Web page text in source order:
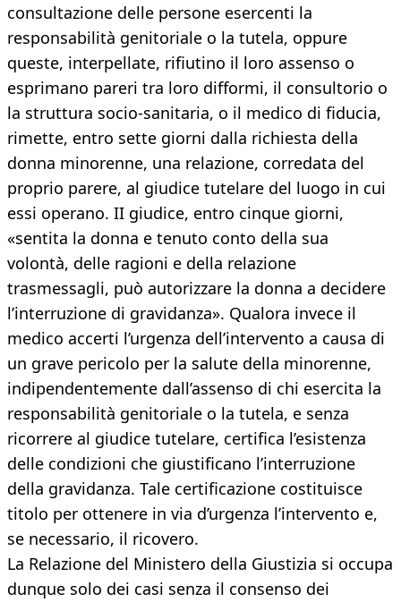
consultazione delle persone esercenti la
responsabilità genitoriale o la tutela, oppure
queste, interpellate, rifiutino il loro assenso o
esprimano pareri tra loro difformi, il consultorio o
la struttura socio-sanitaria, o il medico di fiducia,
rimette, entro sette giorni dalla richiesta della
donna minorenne, una relazione, corredata del
proprio parere, al giudice tutelare del luogo in cui
essi operano. II giudice, entro cinque giorni,
«sentita la donna e tenuto conto della sua
volontà, delle ragioni e della relazione
trasmessagli, può autorizzare la donna a decidere
l’interruzione di gravidanza». Qualora invece il
medico accerti l’urgenza dell’intervento a causa di
un grave pericolo per la salute della minorenne,
indipendentemente dall’assenso di chi esercita la
responsabilità genitoriale o la tutela, e senza
ricorrere al giudice tutelare, certifica l’esistenza
delle condizioni che giustificano l’interruzione
della gravidanza. Tale certificazione costituisce
titolo per ottenere in via d’urgenza l’intervento e,
se necessario, il ricovero.
La Relazione del Ministero della Giustizia si occupa
dunque solo dei casi senza il consenso dei